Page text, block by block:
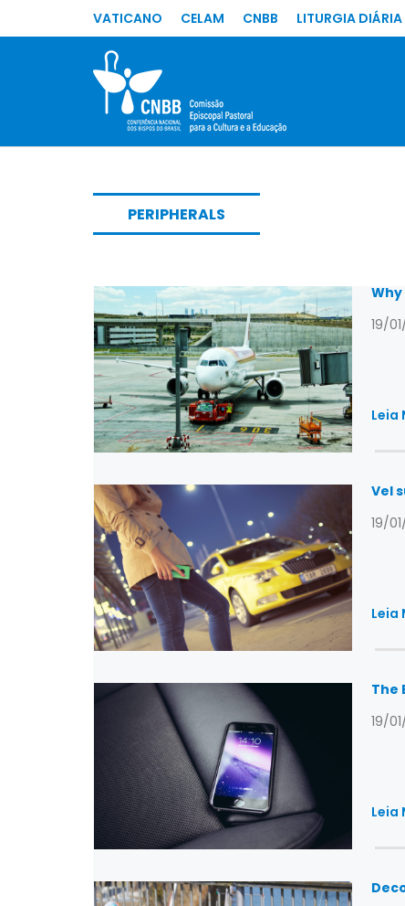
VATICANO CELAM CNBB LITURGIA DIÁRIA
PERIPHERALS
19/
Leia
Vel
19/
Leia
The
19/
Leia